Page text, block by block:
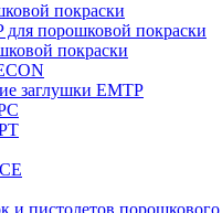
покраски
для порошковой покраски
покраски
заглушки EMTP
и пистолетов